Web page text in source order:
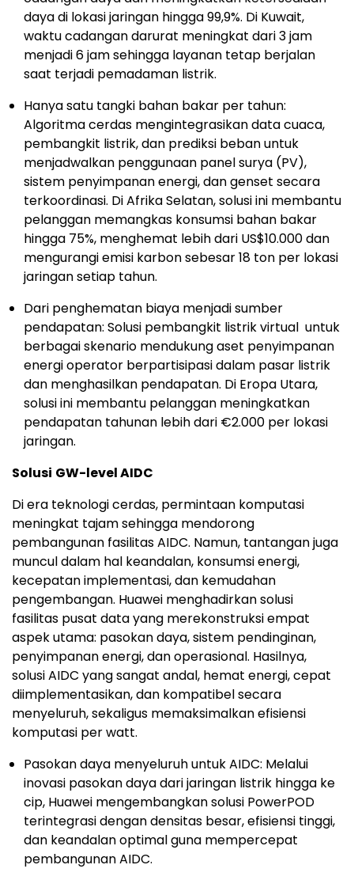
daya di lokasi jaringan hingga 99,9%. Di Kuwait,
waktu cadangan darurat meningkat dari 3 jam
menjadi 6 jam sehingga layanan tetap berjalan
saat terjadi pemadaman listrik.
Hanya satu tangki bahan bakar per tahun:
Algoritma cerdas mengintegrasikan data cuaca,
pembangkit listrik, dan prediksi beban untuk
menjadwalkan penggunaan panel surya (PV),
sistem penyimpanan energi, dan genset secara
terkoordinasi. Di Afrika Selatan, solusi ini membantu
pelanggan memangkas konsumsi bahan bakar
hingga 75%, menghemat lebih dari US$10.000 dan
mengurangi emisi karbon sebesar 18 ton per lokasi
jaringan setiap tahun.
Dari penghematan biaya menjadi sumber
pendapatan: Solusi pembangkit listrik virtual untuk
berbagai skenario mendukung aset penyimpanan
energi operator berpartisipasi dalam pasar listrik
dan menghasilkan pendapatan. Di Eropa Utara,
solusi ini membantu pelanggan meningkatkan
pendapatan tahunan lebih dari €2.000 per lokasi
jaringan.
Solusi GW-level AIDC
Di era teknologi cerdas, permintaan komputasi
meningkat tajam sehingga mendorong
pembangunan fasilitas AIDC. Namun, tantangan juga
muncul dalam hal keandalan, konsumsi energi,
kecepatan implementasi, dan kemudahan
pengembangan. Huawei menghadirkan solusi
fasilitas pusat data yang merekonstruksi empat
aspek utama: pasokan daya, sistem pendinginan,
penyimpanan energi, dan operasional. Hasilnya,
solusi AIDC yang sangat andal, hemat energi, cepat
diimplementasikan, dan kompatibel secara
menyeluruh, sekaligus memaksimalkan efisiensi
komputasi per watt.
Pasokan daya menyeluruh untuk AIDC: Melalui
inovasi pasokan daya dari jaringan listrik hingga ke
cip, Huawei mengembangkan solusi PowerPOD
terintegrasi dengan densitas besar, efisiensi tinggi,
dan keandalan optimal guna mempercepat
pembangunan AIDC.